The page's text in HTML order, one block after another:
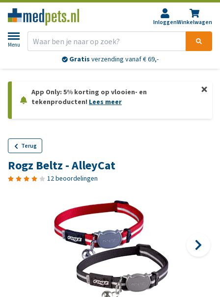
InloggenWinkelwagen
Menu
Gratis verzending vanaf € 69,-
App Only: 5% korting op vlooien- en
tekenproducten! Lees meer
Terug
Rogz Beltz - AlleyCat
12 beoordelingen